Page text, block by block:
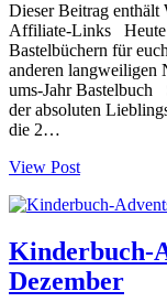
Dieser Beitrag
Affiliate-Links Heute
Bastelbüchern für
anderen langweiligen
ums-Jahr Bastelbuch
der absoluten
die 2…
View Post
Kinderbuch-
Dezember